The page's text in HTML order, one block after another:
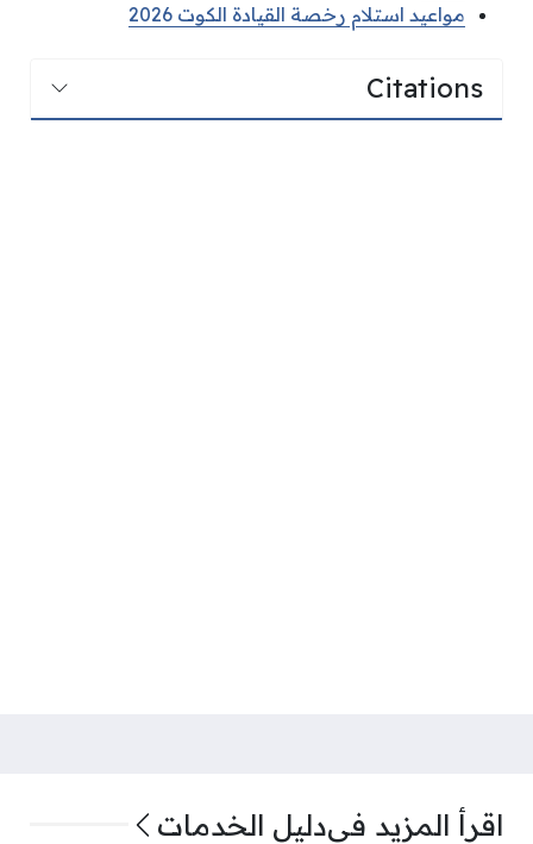
مواعيد استلام رخصة القيادة الكوت 2026
Citations
اقرأ المزيد فيدليل الخدمات